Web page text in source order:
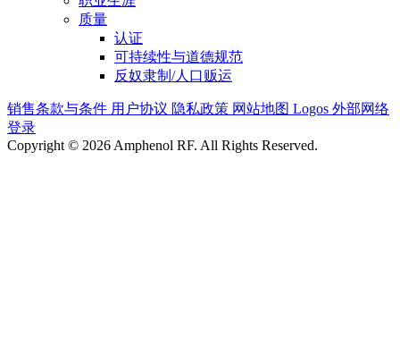
质量
认证
可持续性与道德规范
反奴隶制/人口贩运
销售条款与条件 用户协议 隐私政策 网站地图 Logos 外部网络
登录
Copyright © 2026 Amphenol RF. All Rights Reserved.